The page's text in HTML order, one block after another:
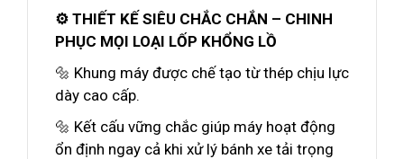
⚙️ THIẾT KẾ SIÊU CHẮC CHẮN – CHINH
PHỤC MỌI LOẠI LỐP KHỔNG LỒ
🔩 Khung máy được chế tạo từ thép chịu lực
dày cao cấp.
🔩 Kết cấu vững chắc giúp máy hoạt động
ổn định ngay cả khi xử lý bánh xe tải trọng